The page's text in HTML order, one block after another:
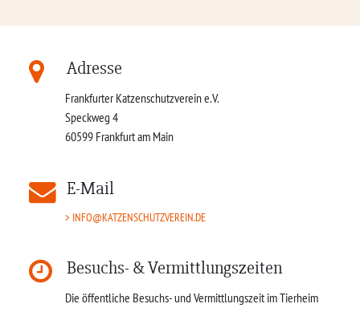
Adresse
Frankfurter Katzenschutzverein e.V.
Speckweg 4
60599 Frankfurt am Main
E-Mail
INFO@KATZENSCHUTZVEREIN.DE
Besuchs- & Vermittlungszeiten
Die öffentliche Besuchs- und Vermittlungszeit im Tierheim